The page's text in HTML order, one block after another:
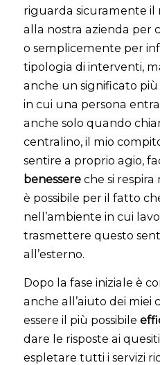
riguarda sicuramente il
alla nostra azienda per
o semplicemente per
tipologia di interventi,
anche un significato
in cui una persona
anche solo quando
centralino, il mio
sentire a proprio agio,
benessereche si respira
è possibile per il fatto
nell’ambiente in cui
trasmettere questo
all’esterno.
Dopo la fase iniziale è
anche all’aiuto dei miei
essere il più possibile
dare le risposte ai
espletare tutti i servizi